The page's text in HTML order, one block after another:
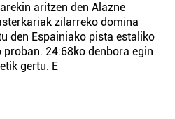
aritzen den Alazne
zilarreko domina
den Espainiako pista estaliko
24:68ko denbora egin
gertu. E